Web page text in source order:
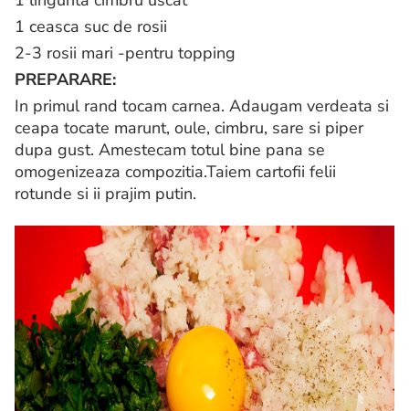
1 ceasca suc de rosii
2-3 rosii mari -pentru topping
PREPARARE:
In primul rand tocam carnea. Adaugam verdeata si
ceapa tocate marunt, oule, cimbru, sare si piper
dupa gust. Amestecam totul bine pana se
omogenizeaza compozitia.Taiem cartofii felii
rotunde si ii prajim putin.